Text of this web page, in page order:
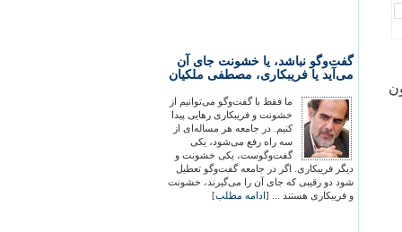
گفت‌وگو نباشد، یا خشونت جای آن
می‌آید یا فریبکاری، مصطفی ملکیان
ما فقط با گفت‌وگو می‌توانیم از
خشونت و فریبکاری رهایی پیدا
کنیم. در جامعه هر مساله‌ای از
سه راه رفع می‌شود، یکی
گفت‌وگوست، یکی خشونت و
دیگر فریبکاری. اگر در جامعه گفت‌وگو تعطیل
شود دو رقیبی که جای آن را می‌گیرند، خشونت
و فریبکاری هستند ... [ادامه مطلب]